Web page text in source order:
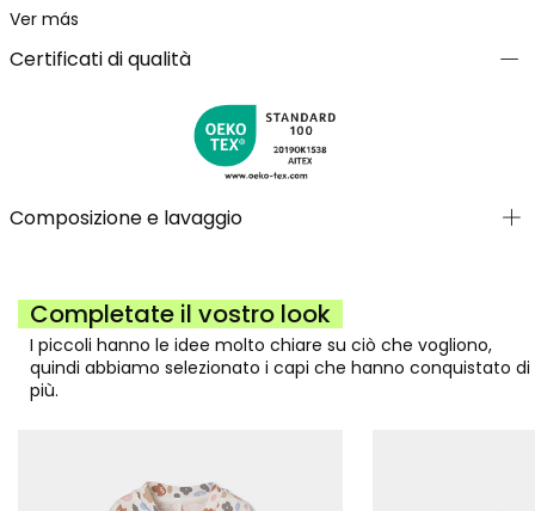
Ver más
Certificati di qualità
Composizione e lavaggio
Completate il vostro look
I piccoli hanno le idee molto chiare su ciò che vogliono,
quindi abbiamo selezionato i capi che hanno conquistato di
più.